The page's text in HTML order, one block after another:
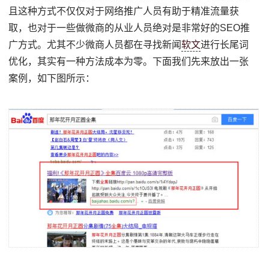
且这种方式不仅仅对于网络推广人员有助于精准流量获
取，也对于一些做微商的从业人员绝对是非常好的SEO推
广方式。尤其不少微商人员都在寻找新闻软文进行长尾词
优化，其实有一种方法成本为零。下面我们先来放出一张
案例，如下图所示：